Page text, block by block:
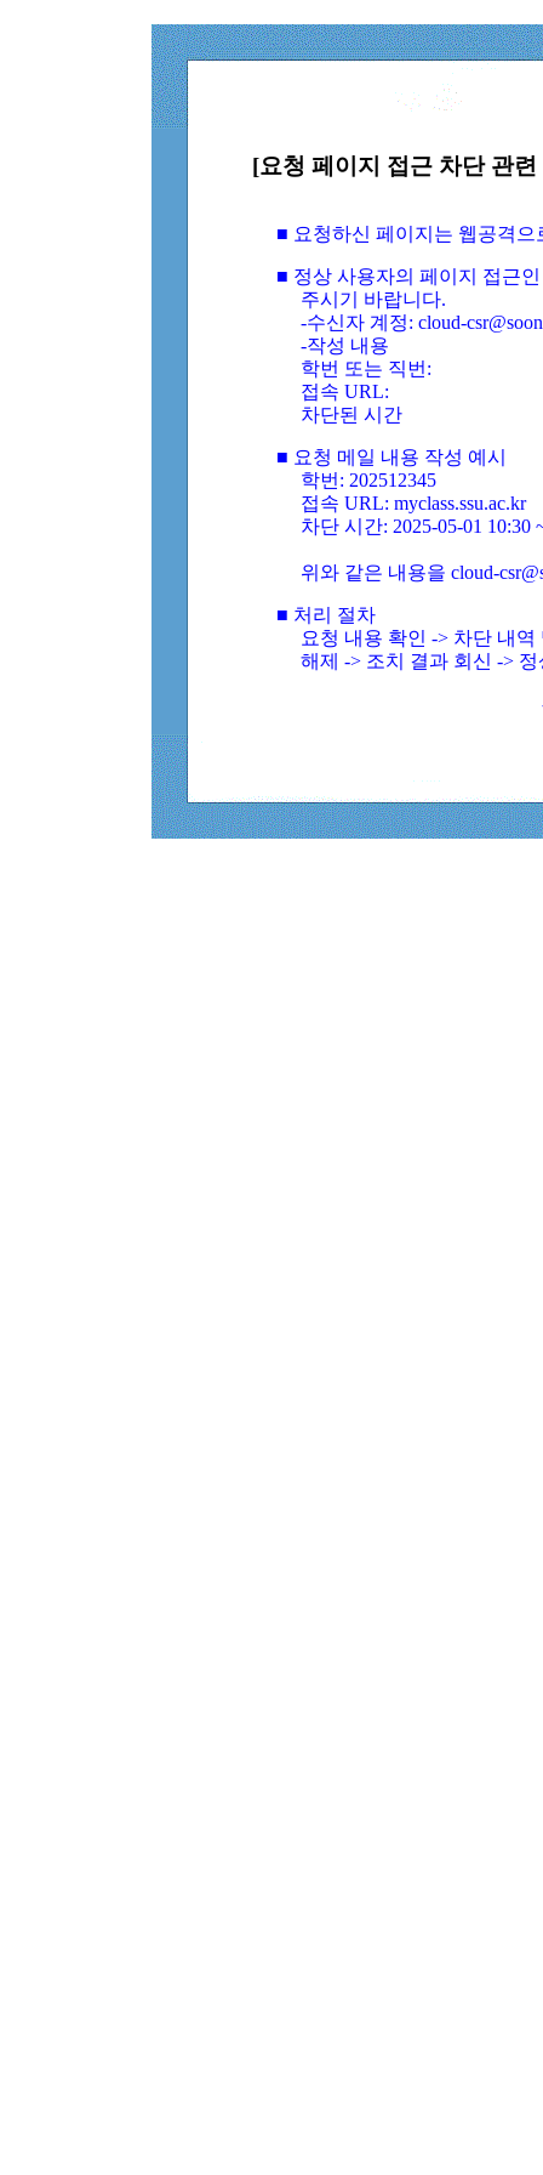
[요청 페이지 접근 차단 관
■ 요청하신 페이지는 웹공격
■ 정상 사용자의 페이지 접근
주시기 바랍니다.
-수신자 계정: cloud-
-작성 내용
학번 또는 직번:
접속 URL:
차단된 시간
■ 요청 메일 내용 작성 예시
학번: 202512345
접속 URL: myclass.ssu.ac.kr
차단 시간: 2025-05-01 10:30
위와 같은 내용을 cloud-
■ 처리 절차
요청 내용 확인 -> 차단 내
해제 -> 조치 결과 회신 ->